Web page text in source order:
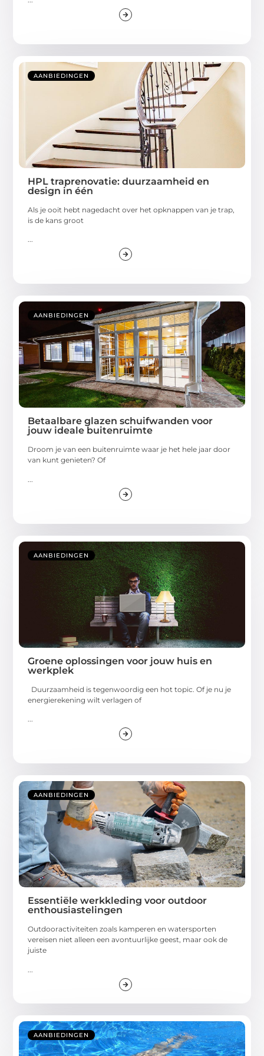
AANBIEDINGEN
HPL traprenovatie: duurzaamheid en
design in één
Als je ooit hebt nagedacht over het opknappen van je trap,
is de kans groot
...
AANBIEDINGEN
Betaalbare glazen schuifwanden voor
jouw ideale buitenruimte
Droom je van een buitenruimte waar je het hele jaar door
van kunt genieten? Of
AANBIEDINGEN
Groene oplossingen voor jouw huis en
werkplek
Duurzaamheid is tegenwoordig een hot topic. Of je nu je
energierekening wilt verlagen of
...
AANBIEDINGEN
Essentiële werkkleding voor outdoor
enthousiastelingen
Outdooractiviteiten zoals kamperen en watersporten
vereisen niet alleen een avontuurlijke geest, maar ook de
juiste
AANBIEDINGEN